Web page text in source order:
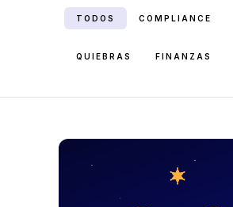
TODOS COMPLIANCE
QUIEBRAS FINANZAS